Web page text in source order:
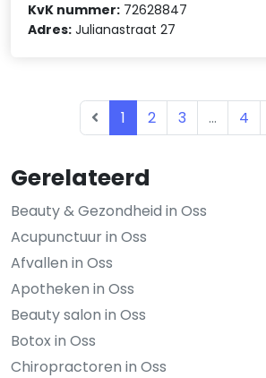
Gerelateerd
Beauty & Gezondheid in Oss
Acupunctuur in Oss
Afvallen in Oss
Apotheken in Oss
Beauty salon in Oss
Botox in Oss
Chiropractoren in Oss
KvK nummer: 72628847
Adres: Julianastraat 27
1 2 3 ... 4